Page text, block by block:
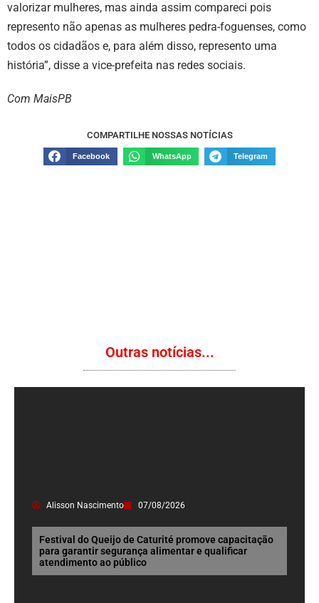
valorizar mulheres, mas ainda assim compareci pois
represento não apenas as mulheres pedra-foguenses, como
todos os cidadãos e, para além disso, represento uma
história”, disse a vice-prefeita nas redes sociais.
Com MaisPB
COMPARTILHE NOSSAS NOTÍCIAS
Facebook WhatsApp Telegram
Outras notícias...
Alisson Nascimento 07/08/2026
Festival do Queijo de Caturité promove capacitação
para garantir segurança alimentar e qualificar
atendimento ao público